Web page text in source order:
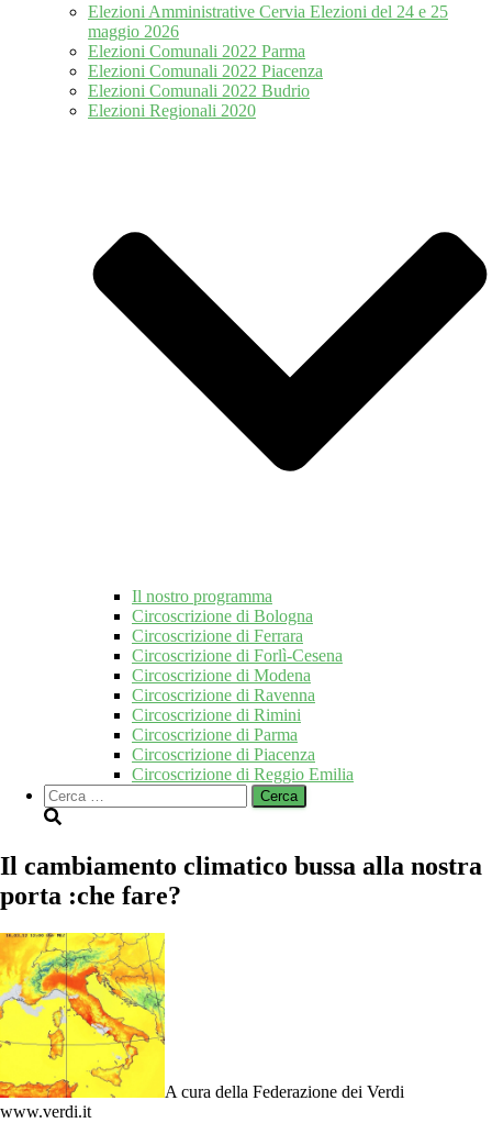
Elezioni Amministrative Cervia Elezioni del 24 e 25
maggio 2026
Elezioni Comunali 2022 Parma
Elezioni Comunali 2022 Piacenza
Elezioni Comunali 2022 Budrio
Elezioni Regionali 2020
Il nostro programma
Circoscrizione di Bologna
Circoscrizione di Ferrara
Circoscrizione di Forlì-Cesena
Circoscrizione di Modena
Circoscrizione di Ravenna
Circoscrizione di Rimini
Circoscrizione di Parma
Circoscrizione di Piacenza
Circoscrizione di Reggio Emilia
Ricerca
per:
Il cambiamento climatico bussa alla nostra
porta :che fare?
A cura della Federazione dei Verdi
www.verdi.it